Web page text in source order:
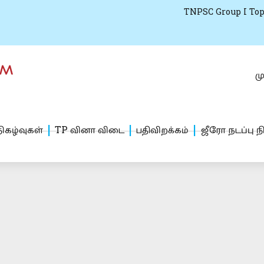
TNPSC Group I
TP வினா விடை பதிவிறக்கம்
ஜீரோ நடப்பு